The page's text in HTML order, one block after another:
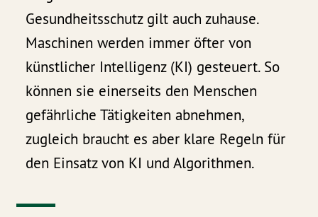
Gesundheitsschutz gilt auch zuhause.
Maschinen werden immer öfter von
künstlicher Intelligenz (KI) gesteuert. So
können sie einerseits den Menschen
gefährliche Tätigkeiten abnehmen,
zugleich braucht es aber klare Regeln für
den Einsatz von KI und Algorithmen.